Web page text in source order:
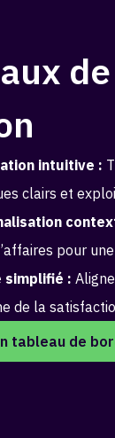
intuitive :
clairs et
pour
simplifié :
de la
tableau de